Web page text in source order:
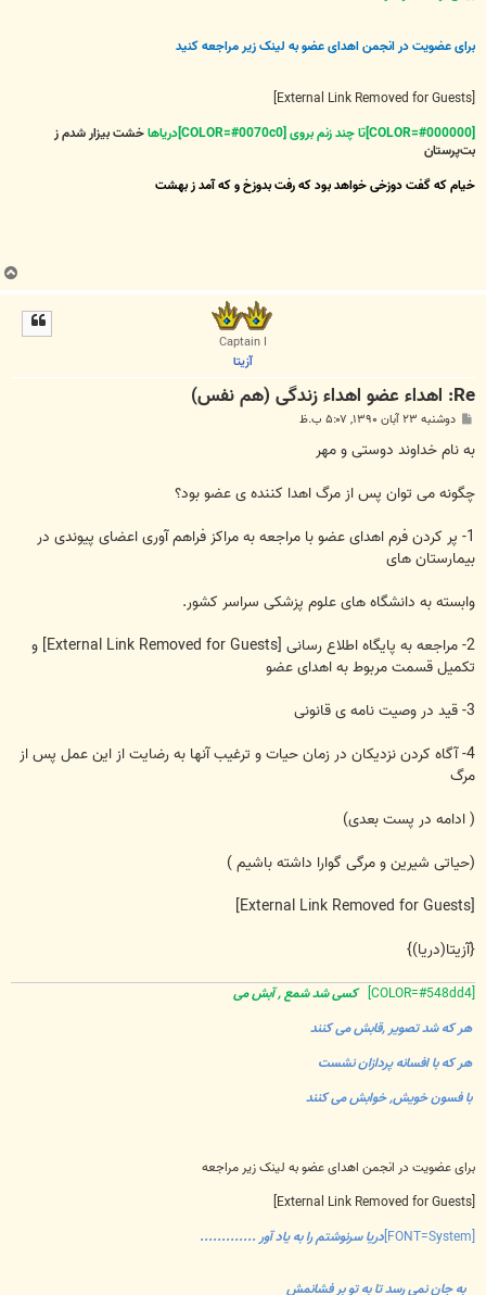
برای عضویت در انجمن اهدای عضو به لینک زیر مراجعه کنید
خشت بیزار شدم ز
بت‌پرستان
خیام که گفت دوزخی خواهد بود که رفت بدوزخ و که آمد ز بهشت
ب
ا
Captain I
آزیتا
Re: اهداء عضو اهداء زندگی (هم نفس)
پ
ت
دوشنبه ۲۳ آبان ۱۳۹۰, ۵:۰۷ ب.ظ
به نام خداوند دوستی و مهر
چگونه می توان پس از مرگ اهدا کننده ی عضو بود؟
1- پر کردن فرم اهدای عضو با مراجعه به مراکز فراهم آوری اعضای پیوندی در
بیمارستان های
وابسته به دانشگاه های علوم پزشکی سراسر کشور.
2- مراجعه به پایگاه اطلاع رسانی
و
تکمیل قسمت مربوط به اهدای عضو
3- قید در وصیت نامه ی قانونی
4- آگاه کردن نزدیکان در زمان حیات و ترغیب آنها به رضایت از این عمل پس از
مرگ
( ادامه در پست بعدی)
(حیاتی شیرین و مرگی گوارا داشته باشیم )
{آزیتا(دریا)}
کسی شد شمع , آبش می
هر که شد تصویر ,قابش می کنند
هر که با افسانه پردازان نشست
با فسون خویش, خوابش می کنند
برای عضویت در انجمن اهدای عضو به لینک زیر مراجعه
دریا سرنوشتم را به یاد آور .............
به جان نمی رسد تا به تو بر فشانمش